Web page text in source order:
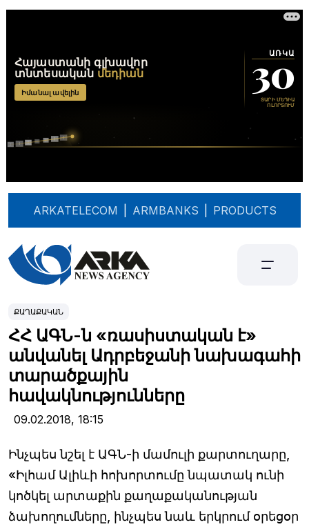
ARKATELECOM ARMBANKS PRODUCTS
ՔԱՂԱՔԱԿԱՆ
ՀՀ ԱԳՆ-ն «ռասիստական է»
անվանել Ադրբեջանի նախագահի
տարածքային
հավակնությունները
09.02.2018, 18:15
Ինչպես նշել է ԱԳՆ-ի մամուլի քարտուղարը,
«Իլհամ Ալիևի հոխորտումը նպատակ ունի
կոծկել արտաքին քաղաքականության
ձախողումները, ինչպես նաև երկրում օրեցօր